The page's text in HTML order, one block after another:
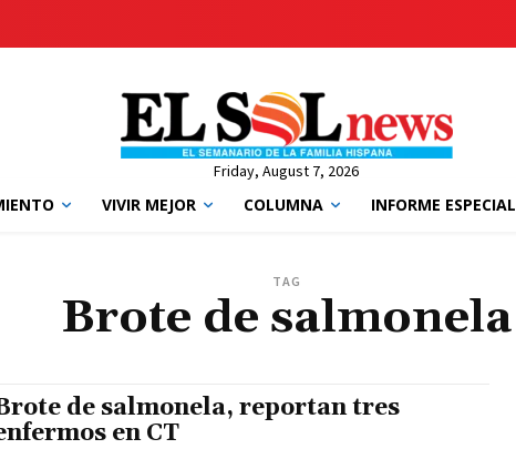
Friday, August 7, 2026
VIVIR MEJOR COLUMNA INFORME ESPECIAL
TAG
Brote de salmonela
de salmonela, reportan tres
en CT